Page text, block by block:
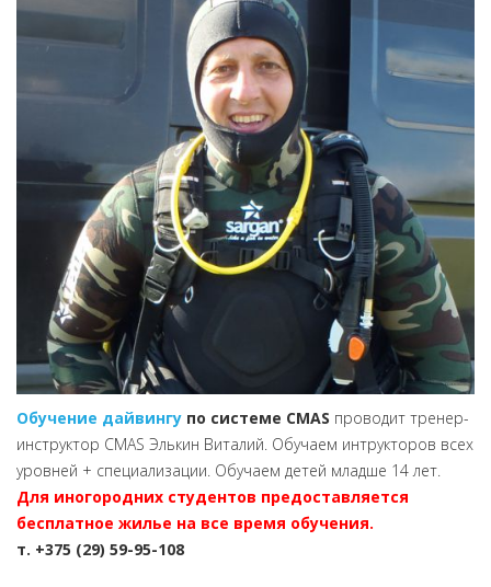
Обучение дайвингу по системе CMAS проводит тренер-
инструктор CMAS Элькин Виталий. Обучаем интрукторов всех
уровней + специализации. Обучаем детей младше 14 лет.
Для иногородних студентов предоставляется
бесплатное жилье на все время обучения.
т. +375 (29) 59-95-108